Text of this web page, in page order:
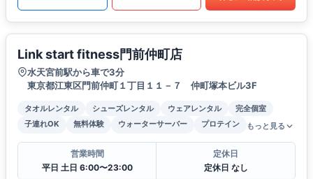
Link start fitness門前仲町店
水天宮前駅から車で3分
東京都江東区門前仲町１丁目１１－７ 仲町塚本ビル3F
タオルレンタル シューズレンタル ウェアレンタル
完全個室
子連れOK
無料体験 ウォーターサーバー プロテイン もっと見る
営業時間
平日 土日 6:00〜23:00
定休日
定休日 なし